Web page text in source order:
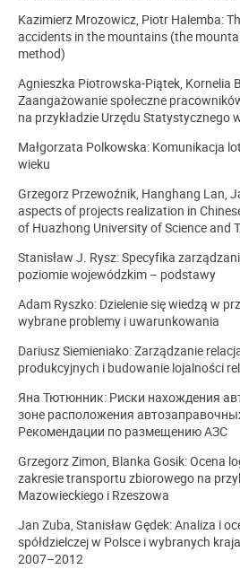
Kazimierz Mrozowicz, Piotr Halemba:
accidents in the mountains (the
method)
Agnieszka Piotrowska-Piątek, Kornelia
Zaangażowanie społeczne
na przykładzie Urzędu Statystycznego
Małgorzata Polkowska: Komunikacja
wieku
Grzegorz Przewoźnik, Hanghang Lan,
aspects of projects realization in
of Huazhong University of Science and
Stanisław J. Rysz: Specyfika
poziomie wojewódzkim – podstawy
Adam Ryszko: Dzielenie się wiedzą w
wybrane problemy i uwarunkowania
Dariusz Siemieniako: Zarządzanie
produkcyjnych i budowanie lojalności
Яна Тютюнник: Риски нахождения
зоне расположения
Рекомендации по размещению АЗС
Grzegorz Zimon, Blanka Gosik: Ocena
zakresie transportu zbiorowego na
Mazowieckiego i Rzeszowa
Jan Zuba, Stanisław Gędek: Analiza i
spółdzielczej w Polsce i wybranych
2007–2012